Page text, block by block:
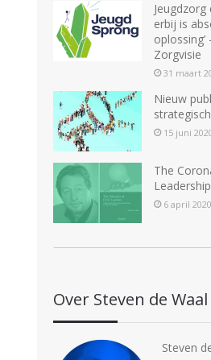
Jeugdzorg
erbij is
Zorgvisie
31 maart
Nieuw
15 juni
The
Leadership
6 april 2020
Over Steven de Waal
Steven